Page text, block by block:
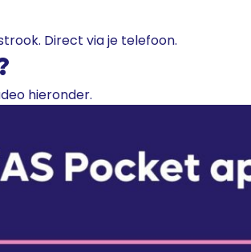
Direct via je telefoon.
hieronder.